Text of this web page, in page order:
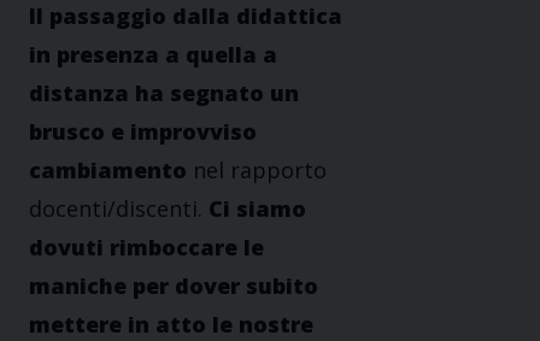
Il passaggio dalla didattica
in presenza a quella a
distanza ha segnato un
brusco e improvviso
cambiamento nel rapporto
docenti/discenti. Ci siamo
dovuti rimboccare le
maniche per dover subito
mettere in atto le nostre